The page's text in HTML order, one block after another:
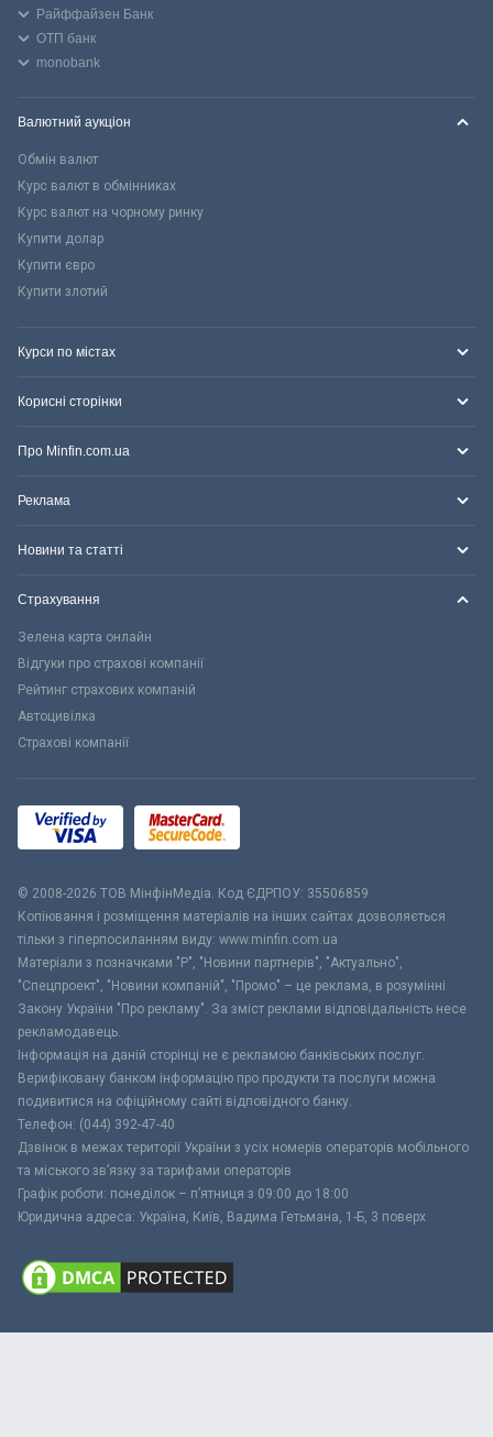
Райффайзен Банк
ОТП банк
monobank
Валютний аукціон
Обмін валют
Курс валют в обмінниках
Курс валют на чорному ринку
Купити долар
Купити євро
Купити злотий
Курси по містах
Корисні сторінки
Про Minfin.com.ua
Реклама
Новини та статті
Страхування
Зелена карта онлайн
Відгуки про страхові компанії
Рейтинг страхових компаній
Автоцивілка
Страхові компанії
© 2008-2026 ТОВ МiнфiнМедiа. Код ЄДРПОУ: 35506859
Копіювання і розміщення матеріалів на інших сайтах дозволяється
тільки з гіперпосиланням виду: www.minfin.com.ua
Матеріали з позначками "Р", "Новини партнерів", "Актуально",
"Спецпроект", "Новини компаній", "Промо" – це реклама, в розумінні
Закону України "Про рекламу". За зміст реклами відповідальність несе
рекламодавець.
Інформація на даній сторінці не є рекламою банківських послуг.
Верифіковану банком інформацію про продукти та послуги можна
подивитися на офіційному сайті відповідного банку.
Телефон: (044) 392-47-40
Дзвінок в межах території України з усіх номерів операторів мобільного
та міського зв’язку за тарифами операторів
Графік роботи: понеділок – п’ятниця з 09:00 до 18:00
Юридична адреса: Україна, Київ, Вадима Гетьмана, 1-Б, 3 поверх